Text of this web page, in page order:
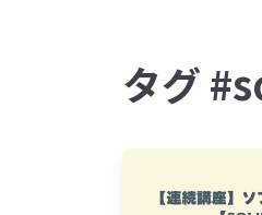
タグ